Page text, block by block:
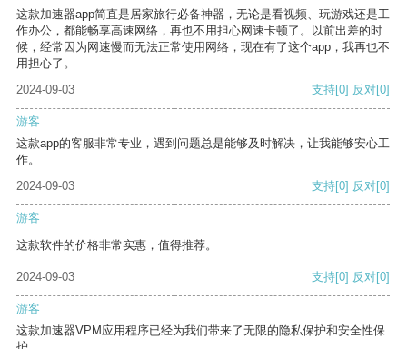
这款加速器app简直是居家旅行必备神器，无论是看视频、玩游戏还是工
作办公，都能畅享高速网络，再也不用担心网速卡顿了。以前出差的时
候，经常因为网速慢而无法正常使用网络，现在有了这个app，我再也不
用担心了。
2024-09-03
支持[0] 反对[0]
游客
这款app的客服非常专业，遇到问题总是能够及时解决，让我能够安心工
作。
2024-09-03
支持[0] 反对[0]
游客
这款软件的价格非常实惠，值得推荐。
2024-09-03 支持[0] 反对[0]
游客
这款加速器VPM应用程序已经为我们带来了无限的隐私保护和安全性保